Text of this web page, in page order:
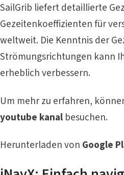
SailGrib liefert detaillierte
Gezeitenkoeffizienten für
weltweit. Die Kenntnis der
Strömungsrichtungen kann
erheblich verbessern.
Um mehr zu erfahren,
youtube kanal besuchen.
Herunterladen von Google